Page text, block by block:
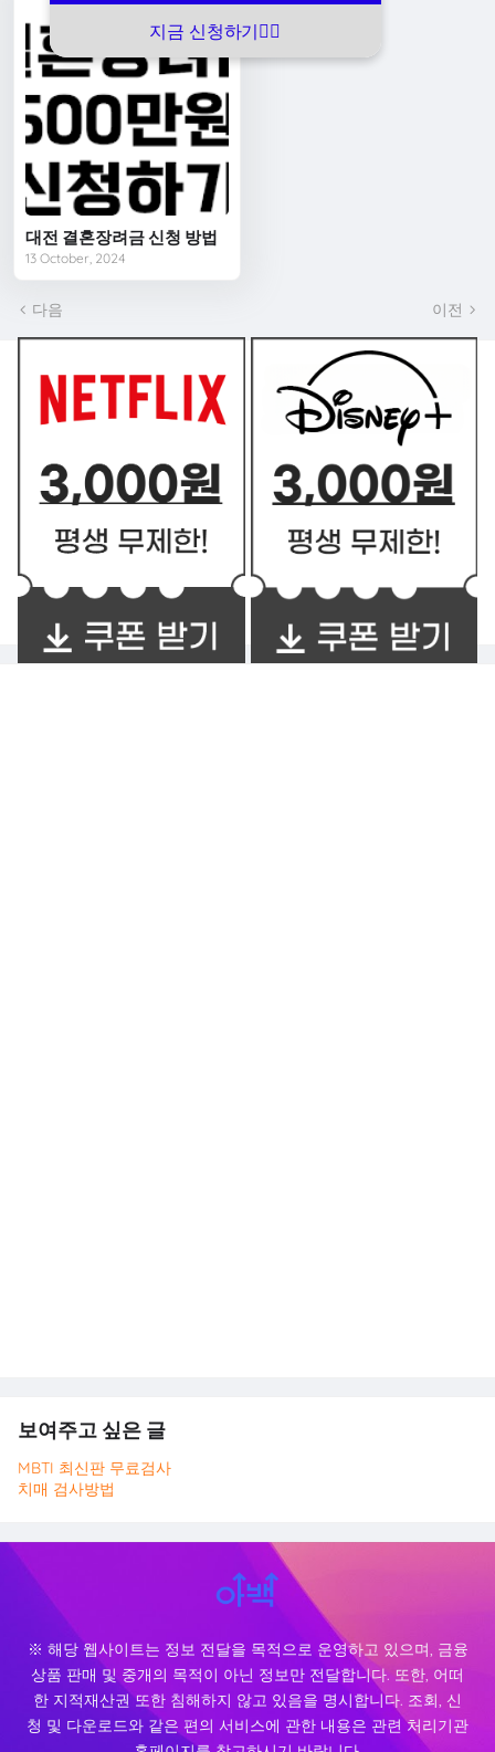
지금 신청하기👆🏻
대전 결혼장려금 신청 방법
13 October, 2024
다음 이전
쿠폰 BEST2
보여주고 싶은 글
MBTI 최신판 무료검사
치매 검사방법
※ 해당 웹사이트는 정보 전달을 목적으로 운영하고 있으며, 금융
상품 판매 및 중개의 목적이 아닌 정보만 전달합니다. 또한, 어떠
한 지적재산권 또한 침해하지 않고 있음을 명시합니다. 조회, 신
청 및 다운로드와 같은 편의 서비스에 관한 내용은 관련 처리기관